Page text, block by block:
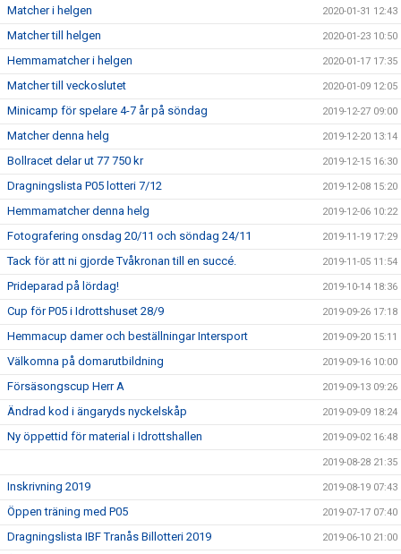
Matcher i helgen 2020-01-31 12:43
Matcher till helgen 2020-01-23 10:50
Hemmamatcher i helgen 2020-01-17 17:35
Matcher till veckoslutet 2020-01-09 12:05
Minicamp för spelare 4-7 år på söndag 2019-12-27 09:00
Matcher denna helg 2019-12-20 13:14
Bollracet delar ut 77 750 kr 2019-12-15 16:30
Dragningslista P05 lotteri 7/12 2019-12-08 15:20
Hemmamatcher denna helg 2019-12-06 10:22
Fotografering onsdag 20/11 och söndag 24/11 2019-11-19 17:29
Tack för att ni gjorde Tvåkronan till en succé. 2019-11-05 11:54
Prideparad på lördag! 2019-10-14 18:36
Cup för P05 i Idrottshuset 28/9 2019-09-26 17:18
Hemmacup damer och beställningar Intersport 2019-09-20 15:11
Välkomna på domarutbildning 2019-09-16 10:00
Försäsongscup Herr A 2019-09-13 09:26
Ändrad kod i ängaryds nyckelskåp 2019-09-09 18:24
Ny öppettid för material i Idrottshallen 2019-09-02 16:48
2019-08-28 21:35
Inskrivning 2019 2019-08-19 07:43
Öppen träning med P05 2019-07-17 07:40
Dragningslista IBF Tranås Billotteri 2019 2019-06-10 21:00